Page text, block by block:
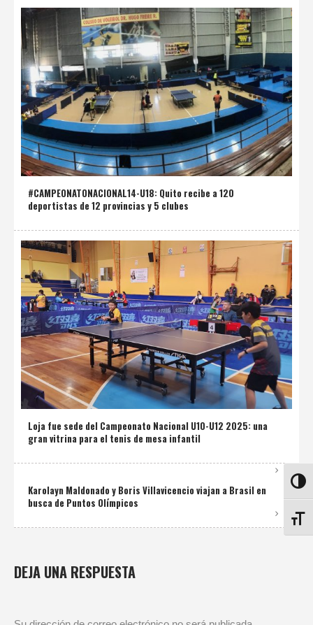
#CAMPEONATONACIONAL14-U18: Quito recibe a 120
deportistas de 12 provincias y 5 clubes
Loja fue sede del Campeonato Nacional U10-U12 2025: una
gran vitrina para el tenis de mesa infantil
Karolayn Maldonado y Boris Villavicencio viajan a Brasil en
busca de Puntos Olímpicos
DEJA UNA RESPUESTA